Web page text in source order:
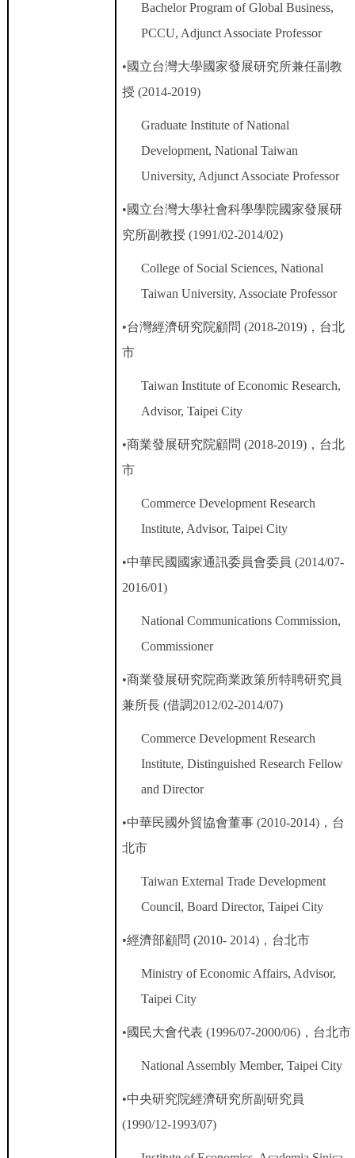
Bachelor Program of Global Business,
PCCU, Adjunct Associate Professor
•國立台灣大學國家發展研究所兼任副教
授 (2014-2019)
Graduate Institute of National
Development, National Taiwan
University, Adjunct Associate Professor
•國立台灣大學社會科學學院國家發展研
究所副教授 (1991/02-2014/02)
College of Social Sciences, National
Taiwan University, Associate Professor
•台灣經濟研究院顧問 (2018-2019) ， 台北
市
Taiwan Institute of Economic Research,
Advisor, Taipei City
•商業發展研究院顧問 (2018-2019) ，台北
市
Commerce Development Research
Institute, Advisor, Taipei City
•中華民國國家通訊委員會委員 (2014/07-
2016/01)
National Communications Commission,
Commissioner
•商業發展研究院商業政策所特聘研究員
兼所長 (借調2012/02-2014/07)
Commerce Development Research
Institute, Distinguished Research Fellow
and Director
•中華民國外貿協會董事 (2010-2014) ，台
北市
Taiwan External Trade Development
Council, Board Director, Taipei City
•經濟部顧問 (2010- 2014) ，台北市
Ministry of Economic Affairs, Advisor,
Taipei City
•國民大會代表 (1996/07-2000/06) ，台北市
National Assembly Member, Taipei City
•中央研究院經濟研究所副研究員
(1990/12-1993/07)